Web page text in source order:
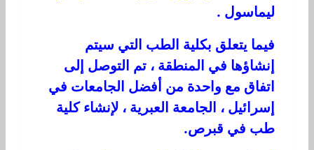
ليماسول .
فيما يتعلق بكلية الطب التي سيتم
إنشاؤها في المنطقة ، تم التوصل إلى
اتفاق مع واحدة من أفضل الجامعات في
إسرائيل ، الجامعة العبرية ، لإنشاء كلية
طب في قبرص.